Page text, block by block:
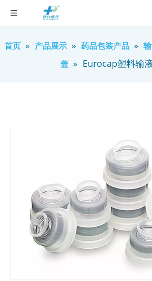
首页 » 产品展示 » 药品包装产品 »
盖 » Eurocap塑料输